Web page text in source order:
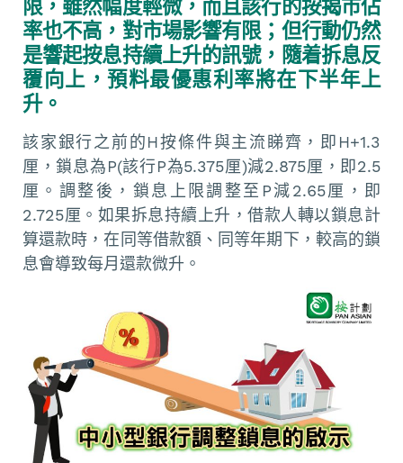
b
o
o
k
s
A
p
p
a
t
l
L
i
n
k
g
r
a
m
限，雖然幅度輕微，而且該行的按揭市佔
率也不高，對市場影響有限；但行動仍然
是響起按息持續上升的訊號，隨着拆息反
覆向上，預料最優惠利率將在下半年上
升。
該家銀行之前的H按條件與主流睇齊，即H+1.3
厘，鎖息為P(該行P為5.375厘)減2.875厘，即2.5
厘。調整後，鎖息上限調整至P減2.65厘，即
2.725厘。如果拆息持續上升，借款人轉以鎖息計
算還款時，在同等借款額、同等年期下，較高的鎖
息會導致每月還款微升。